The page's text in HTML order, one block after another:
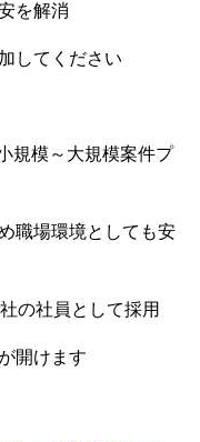
を解消
してください
規模～大規模案件プ
職場環境としても安
の社員として採用
開けます